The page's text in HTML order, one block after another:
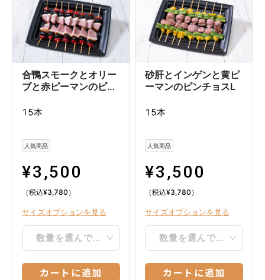
合鴨スモークとオリー
ブと赤ピーマンのピン
15本
人気商品
¥3,500
（税込¥3,780）
サイズオプションを見る
数量を選んでください
カートに追加
砂肝とインゲンと黄ピ
ーマンのピンチョスL
15本
人気商品
¥3,500
（税込¥3,780）
サイズオプションを見る
数量を選んでください
カートに追加